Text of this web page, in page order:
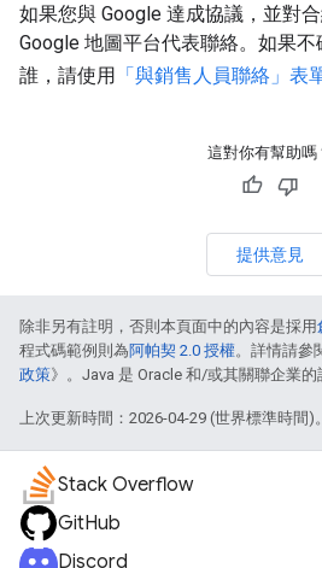
如果您與 Google 達成協議，並對
Google 地圖平台代表聯絡。如果
誰，請使用 「與銷售人員聯絡」表
這對你有幫助嗎
提供意見
除非另有註明，否則本頁面中的內容是採用
程式碼範例則為阿帕契 2.0 授權。詳情請參
政策》。Java 是 Oracle 和/或其關聯企業的
上次更新時間：2026-04-29 (世界標準時間)。
Stack Overflow
GitHub
Discord